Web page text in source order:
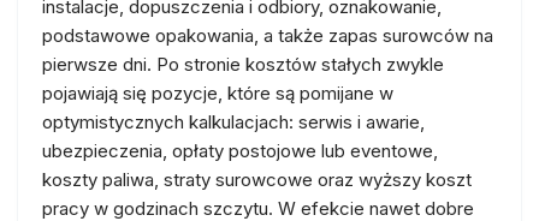
instalacje, dopuszczenia i odbiory, oznakowanie,
podstawowe opakowania, a także zapas surowców na
pierwsze dni. Po stronie kosztów stałych zwykle
pojawiają się pozycje, które są pomijane w
optymistycznych kalkulacjach: serwis i awarie,
ubezpieczenia, opłaty postojowe lub eventowe,
koszty paliwa, straty surowcowe oraz wyższy koszt
pracy w godzinach szczytu. W efekcie nawet dobre